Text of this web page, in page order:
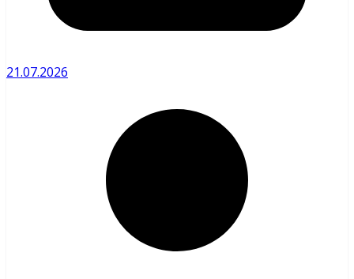
21.07.2026